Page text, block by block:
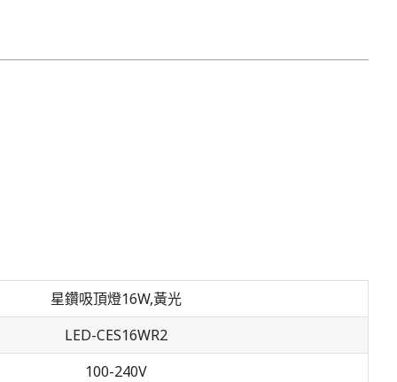
星鑽吸頂燈16W,黃光
LED-CES16WR2
100-240V